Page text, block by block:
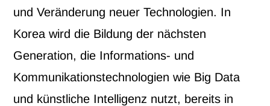
und Veränderung neuer Technologien. In
Korea wird die Bildung der nächsten
Generation, die Informations- und
Kommunikationstechnologien wie Big Data
und künstliche Intelligenz nutzt, bereits in